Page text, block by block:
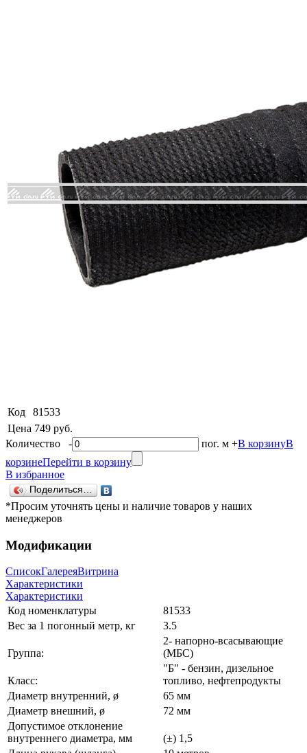
Код
81533
Цена 749 руб.
Количество - пог. м +В корзинуВ
корзинеПерейти в корзину
В избранное
Поделиться…
*Просим уточнять цены и наличие товаров у наших
менеджеров
Модификации
СписокГалереяВитрина
Характеристики
Характеристики
Код номенклатуры
81533
Вес за 1 погонный метр, кг
3.5
Группа:
2- напорно-всасывающие
(МБС)
Класс:
"Б" - бензин, дизельное
топливо, нефтепродукты
Диаметр внутренний, ø
65 мм
Диаметр внешний, ø
72 мм
Допустимое отклонение
внутреннего диаметра, мм
(±) 1,5